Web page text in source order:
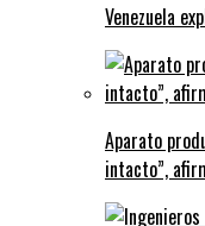
Venezuela
Aparato
intacto”,